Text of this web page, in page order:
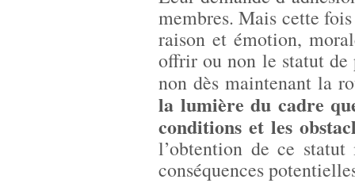
membres. Mais cette
raison et émotion,
offrir ou non le statut de
non dès maintenant la
la lumière du cadre
conditions et les
l’obtention de ce
conséquences